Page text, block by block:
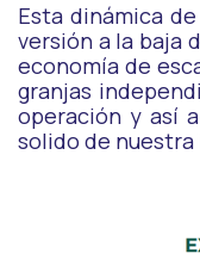
Esta dinámica
versión a la baja
economía de
granjas
operación y así
solido de